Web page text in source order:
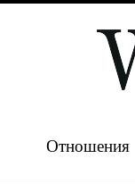
Отношения